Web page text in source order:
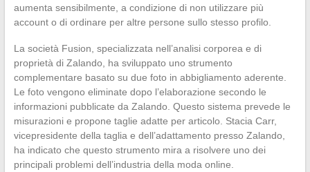
aumenta sensibilmente, a condizione di non utilizzare più
account o di ordinare per altre persone sullo stesso profilo.
La società Fusion, specializzata nell’analisi corporea e di
proprietà di Zalando, ha sviluppato uno strumento
complementare basato su due foto in abbigliamento aderente.
Le foto vengono eliminate dopo l’elaborazione secondo le
informazioni pubblicate da Zalando. Questo sistema prevede le
misurazioni e propone taglie adatte per articolo. Stacia Carr,
vicepresidente della taglia e dell’adattamento presso Zalando,
ha indicato che questo strumento mira a risolvere uno dei
principali problemi dell’industria della moda online.